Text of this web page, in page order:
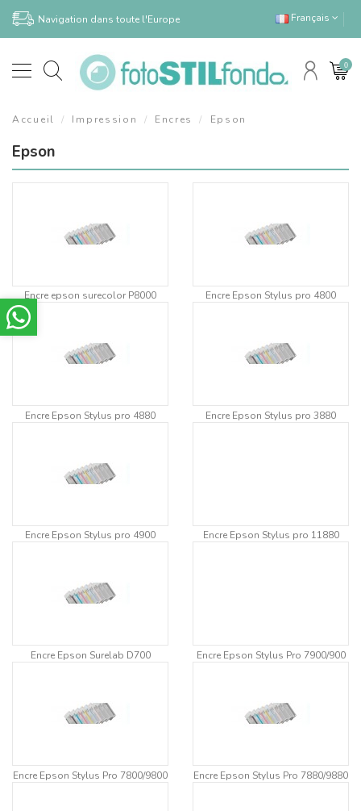
Navigation dans toute l'Europe Français
0
Accueil Impression Encres Epson
Epson
Encre epson surecolor P8000 Encre Epson Stylus pro 4800
Encre Epson Stylus pro 4880 Encre Epson Stylus pro 3880
Encre Epson Stylus pro 4900 Encre Epson Stylus pro 11880
Encre Epson Surelab D700 Encre Epson Stylus Pro 7900/900
Encre Epson Stylus Pro 7800/9800 Encre Epson Stylus Pro 7880/9880